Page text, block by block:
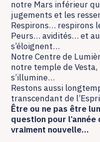
notre Mars inférieur
jugements et les
Respirons…
Peurs… avidités… et
s’éloignent…
Notre Centre de
notre temple de
s’illumine…
Restons aussi
transcendant de
Être ou ne pas être
question pour
vraiment nouvelle…